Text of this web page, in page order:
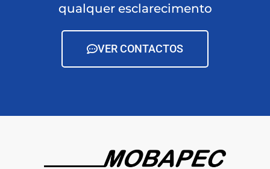
qualquer esclarecimento
VER CONTACTOS